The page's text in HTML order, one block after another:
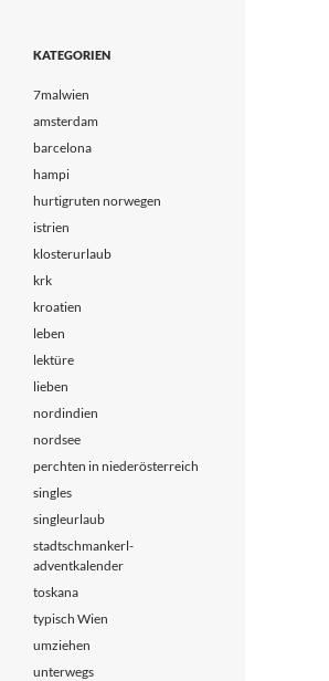
KATEGORIEN
7malwien
amsterdam
barcelona
hampi
hurtigruten norwegen
istrien
klosterurlaub
krk
kroatien
leben
lektüre
lieben
nordindien
nordsee
perchten in niederösterreich
singles
singleurlaub
stadtschmankerl-
adventkalender
toskana
typisch Wien
umziehen
unterwegs